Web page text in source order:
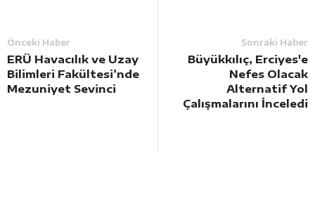
Önceki Haber
ERÜ Havacılık ve Uzay
Bilimleri Fakültesi’nde
Mezuniyet Sevinci
Sonraki Haber
Büyükkılıç, Erciyes'e
Nefes Olacak
Alternatif Yol
Çalışmalarını İnceledi